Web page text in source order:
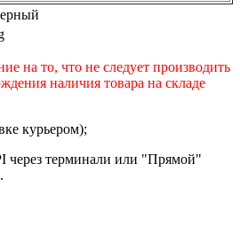
на то, что не следует производить
наличия товара на складе
курьером);
через терминали или "Прямой"